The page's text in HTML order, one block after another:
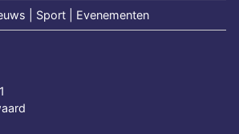
| Sport | Evenementen